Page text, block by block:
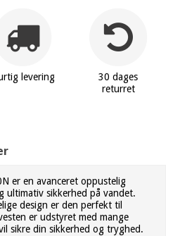
levering
30 dages
returret
er en avanceret oppustelig
ultimativ sikkerhed på vandet.
design er den perfekt til
er udstyret med mange
sikre din sikkerhed og tryghed.